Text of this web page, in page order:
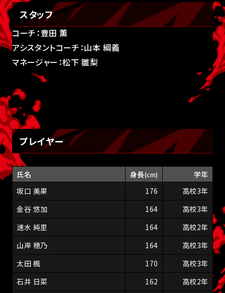
スタッフ
コーチ：豊田 薫
アシスタントコーチ：山本 綱義
マネージャー：松下 雛梨
プレイヤー
氏名 身長(cm)
学年
坂口 美果
176
高校3年
金谷 悠加
164
高校3年
速水 純里
164
高校2年
山岸 穂乃
164
高校3年
太田 楓
170
高校3年
石井 日菜
162
高校2年